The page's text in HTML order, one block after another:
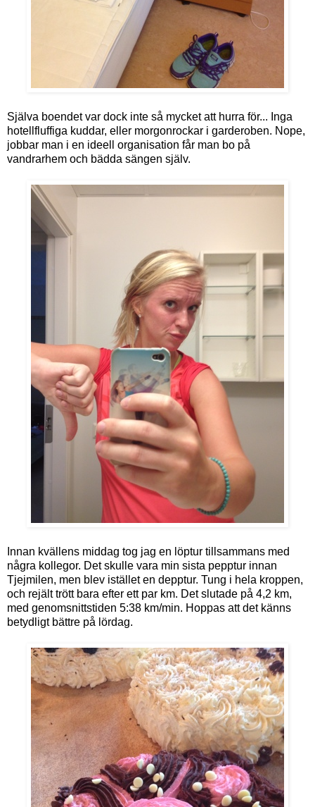
Själva boendet var dock inte så mycket att hurra för... Inga
hotellfluffiga kuddar, eller morgonrockar i garderoben. Nope,
jobbar man i en ideell organisation får man bo på
vandrarhem och bädda sängen själv.
Innan kvällens middag tog jag en löptur tillsammans med
några kollegor. Det skulle vara min sista pepptur innan
Tjejmilen, men blev istället en depptur. Tung i hela kroppen,
och rejält trött bara efter ett par km. Det slutade på 4,2 km,
med genomsnittstiden 5:38 km/min. Hoppas att det känns
betydligt bättre på lördag.